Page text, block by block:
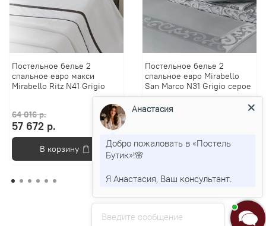
Постельное белье 2
спальное евро макси
Mirabello Ritz N41 Grigio
64 016 р.
57 672 р.
В корзину
Постельное белье 2
спальное евро Mirabello
San Marco N31 Grigio серое
57 484 р.
В корзину
Введите сообщение
Анастасия
Добро пожаловать в «Постель
Бутик»!🌸
Я Анастасия, Ваш консультант.